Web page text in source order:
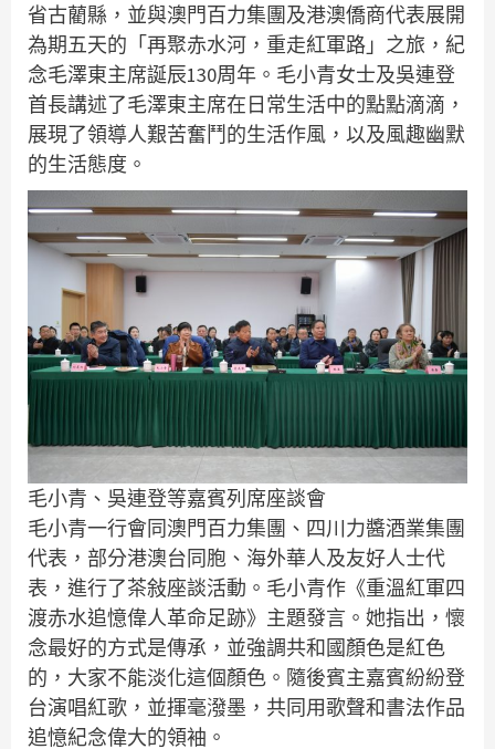
省古藺縣，並與澳門百力集團及港澳僑商代表展開
為期五天的「再聚赤水河，重走紅軍路」之旅，紀
念毛澤東主席誕辰130周年。毛小青女士及吳連登
首長講述了毛澤東主席在日常生活中的點點滴滴，
展現了領導人艱苦奮鬥的生活作風，以及風趣幽默
的生活態度。
毛小青、吳連登等嘉賓列席座談會
毛小青一行會同澳門百力集團、四川力醬酒業集團
代表，部分港澳台同胞、海外華人及友好人士代
表，進行了茶敍座談活動。毛小青作《重溫紅軍四
渡赤水追憶偉人革命足跡》主題發言。她指出，懷
念最好的方式是傳承，並強調共和國顏色是紅色
的，大家不能淡化這個顏色。隨後賓主嘉賓紛紛登
台演唱紅歌，並揮毫潑墨，共同用歌聲和書法作品
追憶紀念偉大的領袖。